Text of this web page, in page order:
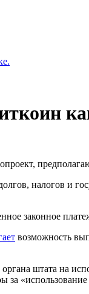
налогов и
законное
возможность
штата на
за